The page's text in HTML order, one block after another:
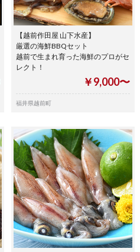
【越前作田屋 山下水産】
厳選の海鮮BBQセット
越前で生まれ育った海鮮のプロがセ
レクト！
￥9,000〜
福井県越前町